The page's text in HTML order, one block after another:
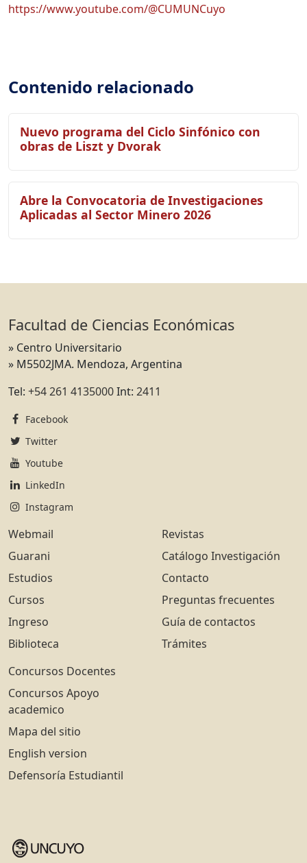
https://www.youtube.com/@CUMUNCuyo
Contenido relacionado
Nuevo programa del Ciclo Sinfónico con
obras de Liszt y Dvorak
Abre la Convocatoria de Investigaciones
Aplicadas al Sector Minero 2026
Facultad de Ciencias Económicas
» Centro Universitario
» M5502JMA. Mendoza, Argentina
Tel: +54 261 4135000Int: 2411
Facebook
Twitter
Youtube
LinkedIn
Instagram
Webmail
Guarani
Estudios
Cursos
Ingreso
Biblioteca
Revistas
Catálogo Investigación
Contacto
Preguntas frecuentes
Guía de contactos
Trámites
Concursos Docentes
Concursos Apoyo
academico
Mapa del sitio
English version
Defensoría Estudiantil